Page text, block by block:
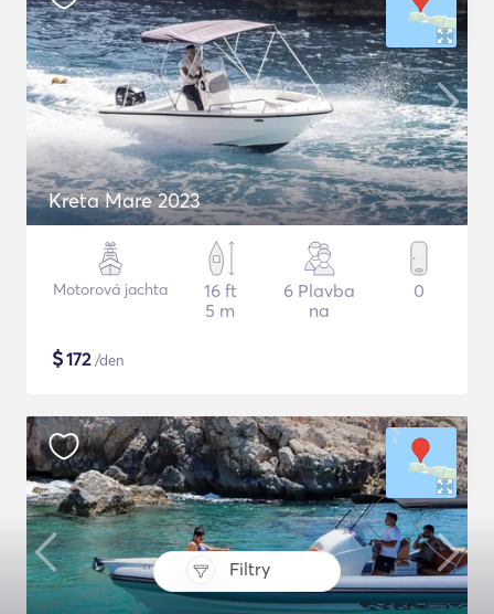
Filtry
Kreta Mare 2023
Motorová jachta
16 ft
5 m
6 Plavba
na
0
$172/den